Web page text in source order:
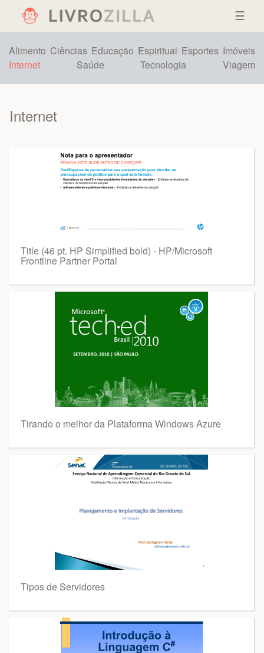
☰
Alimento Ciências Educação Espiritual Esportes Imóveis
Internet
Saúde Tecnologia Viagem
Internet
Title (46 pt. HP Simplified bold) - HP/Microsoft
Frontline Partner Portal
Tirando o melhor da Plataforma Windows Azure
Tipos de Servidores